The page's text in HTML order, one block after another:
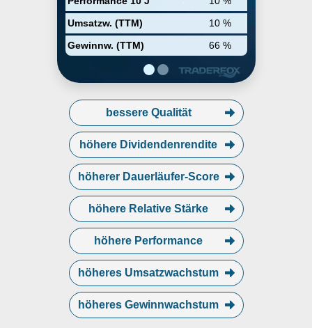
Umsatzw. (TTM)
10 %
Gewinnw. (TTM)
66 %
health and wellness.[Helios
Technologies was founded by
Robert E. Koski and John Allen in
1970 and is headquartered in
bessere Qualität
höhere Dividendenrendite
höherer Dauerläufer-Score
höhere Relative Stärke
höhere Performance
höheres Umsatzwachstum
höheres Gewinnwachstum